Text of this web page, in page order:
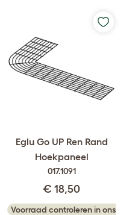
Eglu Go UP Ren Rand
Hoekpaneel
017.1091
€ 18,50
Voorraad controleren in ons